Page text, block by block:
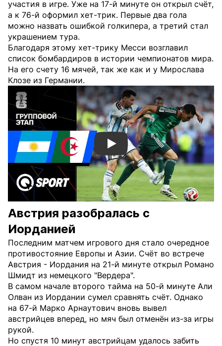
участия в игре. Уже на 17-й минуте он открыл счёт,
а к 76-й оформил хет-трик. Первые два гола
можно назвать ошибкой голкипера, а третий стал
украшением тура.
Благодаря этому хет-трику Месси возглавил
список бомбардиров в истории чемпионатов мира.
На его счету 16 мячей, так же как и у Мирослава
Клозе из Германии.
Смотреть видео YouTube
Австрия разобралась с
Иорданией
Последним матчем игрового дня стало очередное
противостояние Европы и Азии. Счёт во встрече
Австрия - Иордания на 21-й минуте открыл Романо
Шмидт из немецкого "Вердера".
В самом начале второго тайма на 50-й минуте Али
Олван из Иордании сумел сравнять счёт. Однако
на 67-й Марко Арнаутович вновь вывел
австрийцев вперед, но мяч был отменён из-за игры
рукой.
Но спустя 10 минут австрийцам удалось забить